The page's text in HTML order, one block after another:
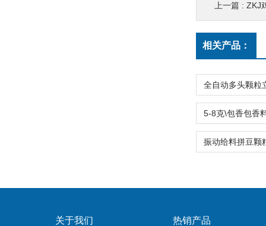
上一篇 : ZKJ
相关产品：
关于我们 热销产品